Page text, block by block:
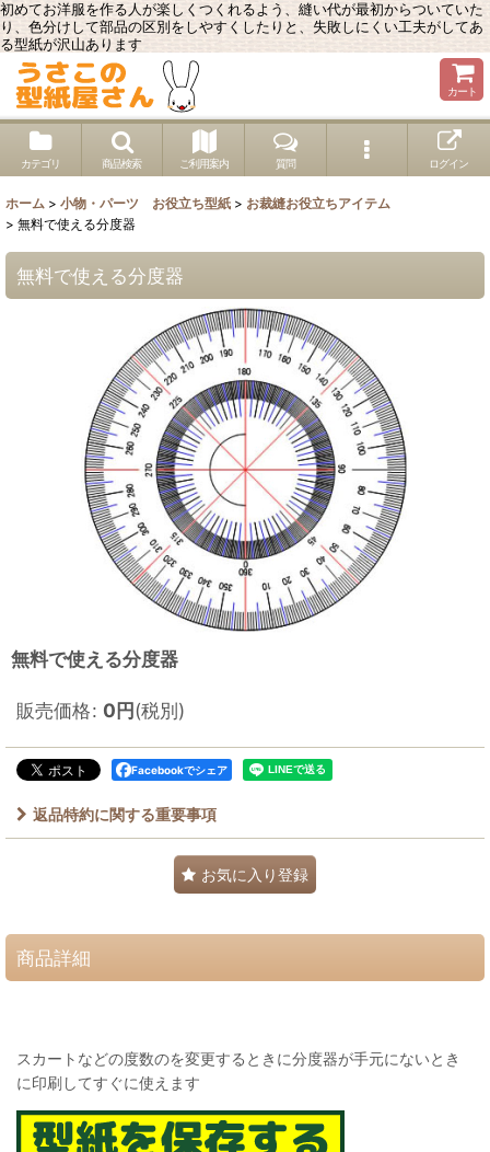
初めてお洋服を作る人が楽しくつくれるよう、縫い代が最初からついていた
り、色分けして部品の区別をしやすくしたりと、失敗しにくい工夫がしてあ
る型紙が沢山あります
カート
カテゴリ 商品検索 ご利用案内 質問 ログイン
ホーム > 小物・パーツ お役立ち型紙 > お裁縫お役立ちアイテム
> 無料で使える分度器
無料で使える分度器
無料で使える分度器
販売価格: 0円(税別)
Facebookでシェア
返品特約に関する重要事項
お気に入り登録
商品詳細
スカートなどの度数のを変更するときに分度器が手元にないとき
に印刷してすぐに使えます